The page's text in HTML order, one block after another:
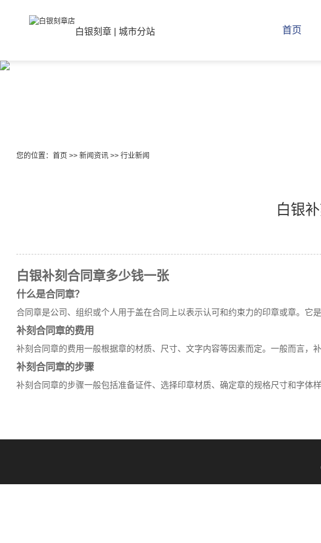
白银刻章 | 城市分站 首页
您的位置： 首页>> 新闻资讯>> 行业新闻
白银
白银补刻合同章多少钱一张
什么是合同章？
合同章是公司、组织或个人用于盖在合同上以表示认可和约束力的印章或章。它
补刻合同章的费用
补刻合同章的费用一般根据章的材质、尺寸、文字内容等因素而定。一般而言，
补刻合同章的步骤
补刻合同章的步骤一般包括准备证件、选择印章材质、确定章的规格尺寸和字体